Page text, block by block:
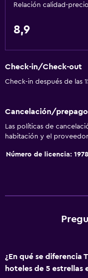
Baño público
Albornoz
Gorro de baño
Baño adicional
Bidé
Comedor
Relación calidad-precio
8,9
Check-in/Check-out
Check-in después de las
Cancelación/prepago
Las políticas de
habitación y el
Número de licencia:
¿En qué se diferencia
hoteles de 5 estrellas